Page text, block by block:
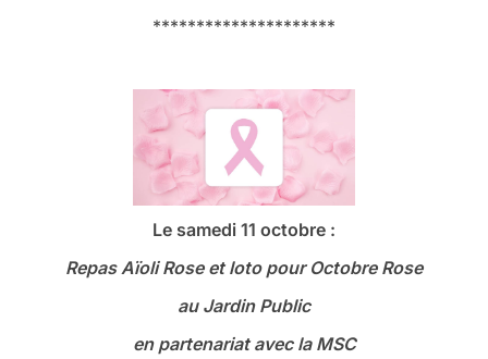
*********************
Le samedi 11 octobre :
Repas Aïoli Rose et loto pour Octobre Rose
au Jardin Public
en partenariat avec la MSC